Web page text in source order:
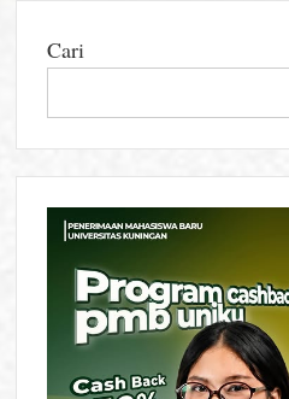
Cari